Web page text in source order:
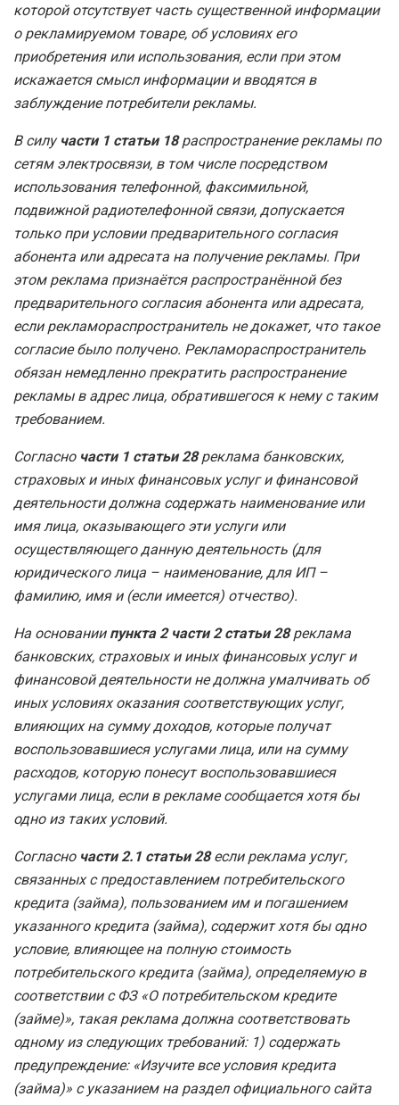
которой отсутствует часть существенной информации
о рекламируемом товаре, об условиях его
приобретения или использования, если при этом
искажается смысл информации и вводятся в
заблуждение потребители рекламы.
В силу части 1 статьи 18распространение рекламы по
сетям электросвязи, в том числе посредством
использования телефонной, факсимильной,
подвижной радиотелефонной связи, допускается
только при условии предварительного согласия
абонента или адресата на получение рекламы. При
этом реклама признаётся распространённой без
предварительного согласия абонента или адресата,
если рекламораспространитель не докажет, что такое
согласие было получено. Рекламораспространитель
обязан немедленно прекратить распространение
рекламы в адрес лица, обратившегося к нему с таким
требованием.
Согласно части 1 статьи 28реклама банковских,
страховых и иных финансовых услуг и финансовой
деятельности должна содержать наименование или
имя лица, оказывающего эти услуги или
осуществляющего данную деятельность (для
юридического лица – наименование, для ИП –
фамилию, имя и (если имеется) отчество).
На основании пункта 2 части 2 статьи 28реклама
банковских, страховых и иных финансовых услуг и
финансовой деятельности не должна умалчивать об
иных условиях оказания соответствующих услуг,
влияющих на сумму доходов, которые получат
воспользовавшиеся услугами лица, или на сумму
расходов, которую понесут воспользовавшиеся
услугами лица, если в рекламе сообщается хотя бы
одно из таких условий.
Согласно части 2.1 статьи 28если реклама услуг,
связанных с предоставлением потребительского
кредита (займа), пользованием им и погашением
указанного кредита (займа), содержит хотя бы одно
условие, влияющее на полную стоимость
потребительского кредита (займа), определяемую в
соответствии с ФЗ «О потребительском кредите
(займе)», такая реклама должна соответствовать
одному из следующих требований: 1) содержать
предупреждение: «Изучите все условия кредита
(займа)» с указанием на раздел официального сайта